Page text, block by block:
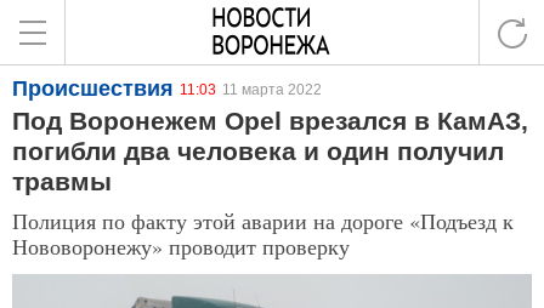
Происшествия 11:03 11 марта 2022
Под Воронежем Opel врезался в КамАЗ,
погибли два человека и один получил
травмы
Полиция по факту этой аварии на дороге «Подъезд к
Нововоронежу» проводит проверку